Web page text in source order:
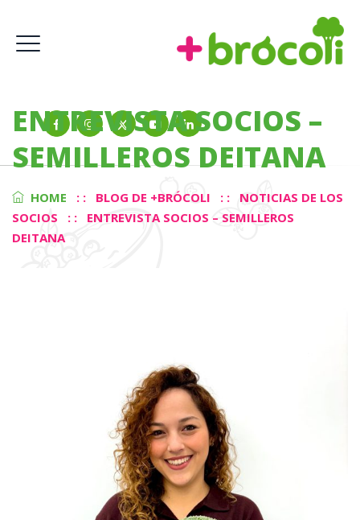
ENTREVISTA SOCIOS –
SEMILLEROS DEITANA
HOME : : BLOG DE +BRÓCOLI : : NOTICIAS DE LOS
SOCIOS : : ENTREVISTA SOCIOS – SEMILLEROS
DEITANA